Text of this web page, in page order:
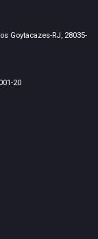
Goytacazes-RJ, 28035-
20